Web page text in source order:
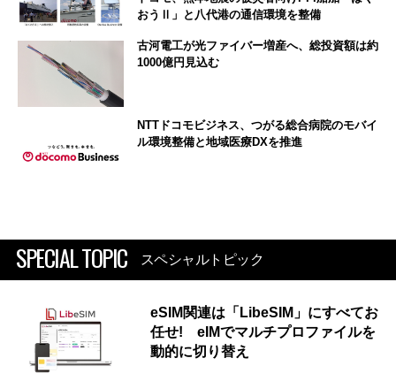
おうⅡ」と八代港の通信環境を整備
古河電工が光ファイバー増産へ、総投資額は約
1000億円見込む
NTTドコモビジネス、つがる総合病院のモバイ
ル環境整備と地域医療DXを推進
SPECIAL TOPIC スペシャルトピック
eSIM関連は「LibeSIM」にすべてお
任せ! eIMでマルチプロファイルを
動的に切り替え